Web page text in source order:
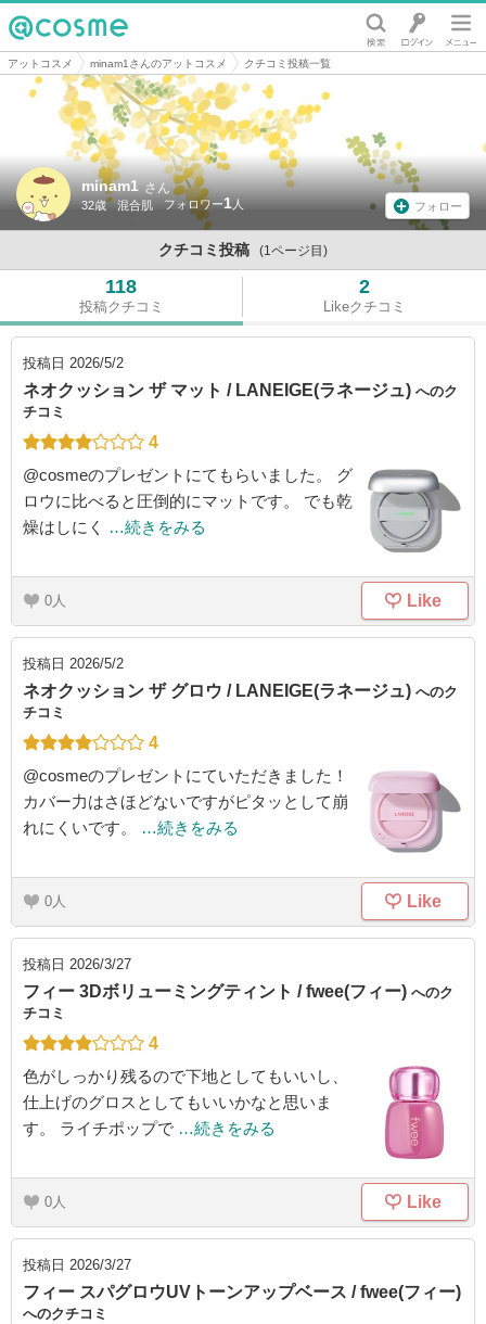
@cosme
アットコスメ minam1さんのアットコスメ クチコミ投稿一覧
minam1 さん
32歳 混合肌 1 フォロー
クチコミ投稿 (1ページ目)
118
投稿クチコミ
2
Likeクチコミ
投稿日 2026/5/2
ネオクッション ザ マット / LANEIGE(ラネージュ) へのク
チコミ
4
@cosmeのプレゼントにてもらいました。 グ
ロウに比べると圧倒的にマットです。 でも乾
燥はしにく
…続きをみる
0 Like
投稿日 2026/5/2
ネオクッション ザ グロウ / LANEIGE(ラネージュ) へのク
チコミ
4
@cosmeのプレゼントにていただきました！
カバー力はさほどないですがピタッとして崩
れにくいです。
…続きをみる
0 Like
投稿日 2026/3/27
フィー 3Dボリューミングティント / fwee(フィー) へのク
チコミ
4
色がしっかり残るので下地としてもいいし、
仕上げのグロスとしてもいいかなと思いま
す。 ライチポップで …続きをみる
0 Like
投稿日 2026/3/27
フィー スパグロウUVトーンアップベース / fwee(フィー)
へのクチコミ